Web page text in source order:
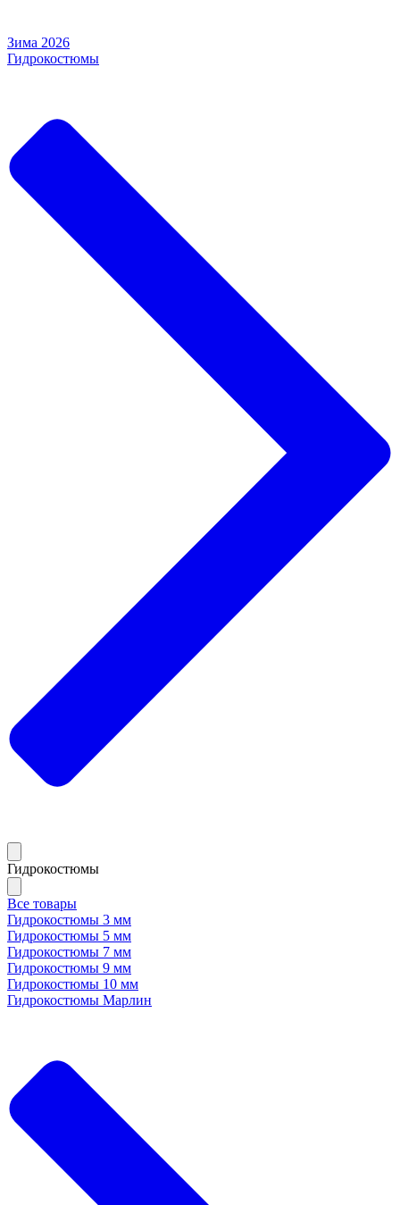
Зима 2026
Гидрокостюмы
Гидрокостюмы
Все товары
Гидрокостюмы 3 мм
Гидрокостюмы 5 мм
Гидрокостюмы 7 мм
Гидрокостюмы 9 мм
Гидрокостюмы 10 мм
Гидрокостюмы Марлин